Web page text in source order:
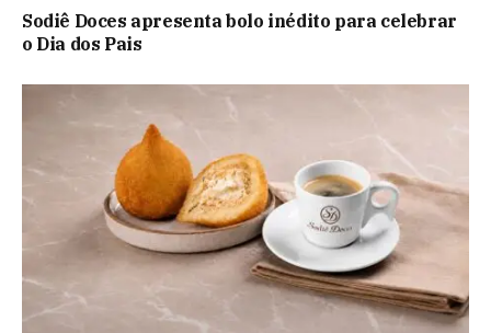
Sodiê Doces apresenta bolo inédito para celebrar
o Dia dos Pais